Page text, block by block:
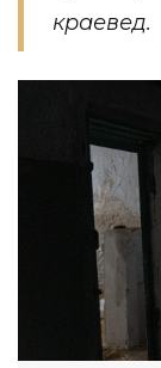
краевед.